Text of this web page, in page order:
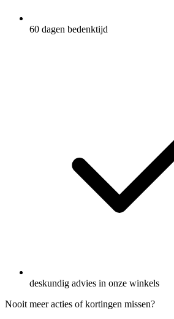
60 dagen bedenktijd
deskundig advies in onze winkels
Nooit meer acties of kortingen missen?